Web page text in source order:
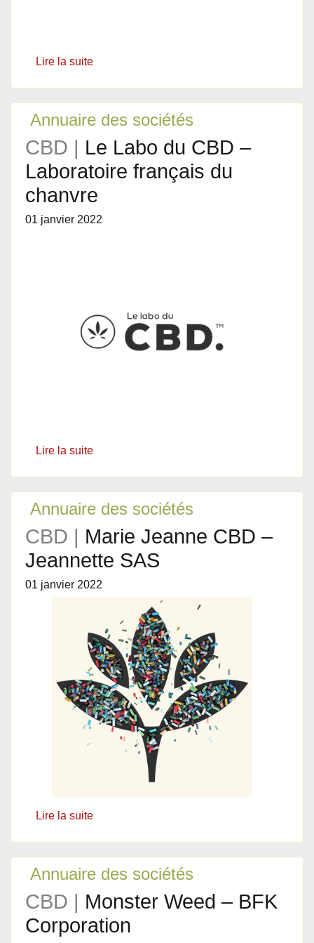
Lire la suite
Annuaire des sociétés
CBD | Le Labo du CBD –
Laboratoire français du
chanvre
01 janvier 2022
Lire la suite
Annuaire des sociétés
CBD | Marie Jeanne CBD –
Jeannette SAS
01 janvier 2022
Lire la suite
Annuaire des sociétés
CBD | Monster Weed – BFK
Corporation